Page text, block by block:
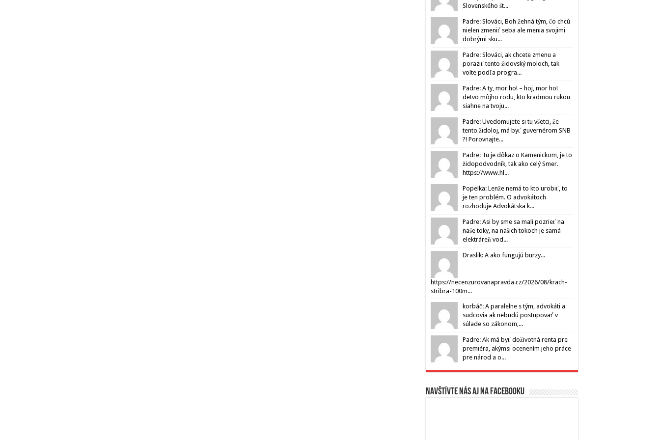
Slovenského št...
Padre: Slováci, Boh žehná tým, čo chcú
nielen zmeniť seba ale menia svojimi
dobrými sku...
Padre: Slováci, ak chcete zmenu a
poraziť tento židovský moloch, tak
volte podľa progra...
Padre: A ty, mor ho! – hoj, mor ho!
detvo môjho rodu, kto kradmou rukou
siahne na tvoju...
Padre: Uvedomujete si tu všetci, že
tento židoloj, má byť guvernérom SNB
?! Porovnajte...
Padre: Tu je dôkaz o Kamenickom, je to
židopodvodník, tak ako celý Smer.
https://www.hl...
Popelka: Lenže nemá to kto urobiť, to
je ten problém. O advokátoch
rozhoduje Advokátska k...
Padre: Asi by sme sa mali pozrieť na
naše toky, na našich tokoch je samá
elektráreň vod...
Draslik: A ako fungujú burzy...
https://necenzurovanapravda.cz/2026/08/krach-
stribra-100m...
korbáč: A paralelne s tým, advokáti a
sudcovia ak nebudú postupovať v
súlade so zákonom,...
Padre: Ak má byť doživotná renta pre
premiéra, akýmsi ocenením jeho práce
pre národ a o...
Navštívte nás aj na Facebooku